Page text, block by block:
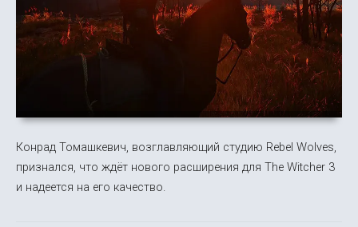
Конрад Томашкевич, возглавляющий студию Rebel Wolves,
признался, что ждёт нового расширения для The Witcher 3
и надеется на его качество.